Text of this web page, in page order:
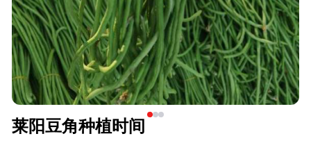
莱阳豆角种植时间